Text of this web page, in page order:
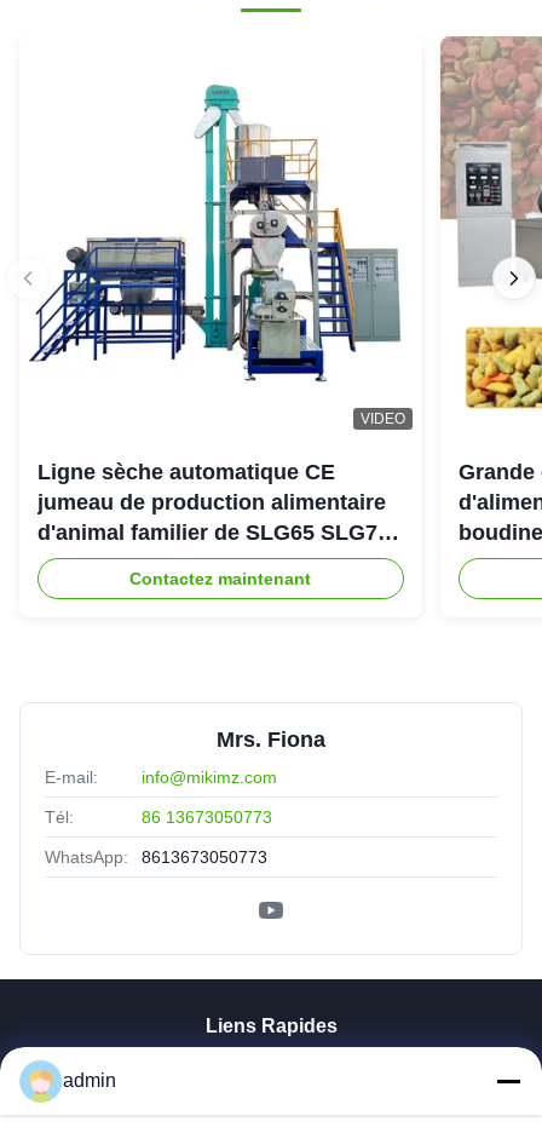
VIDEO
Ligne sèche automatique CE
jumeau de production alimentaire
d'animal familier de SLG65 SLG70
de boudineuse à vis de parallèle
Contactez maintenant
sortie
Mrs. Fiona
E-mail: info@mikimz.com
Tél: 86 13673050773
WhatsApp: 8613673050773
Liens Rapides
admin